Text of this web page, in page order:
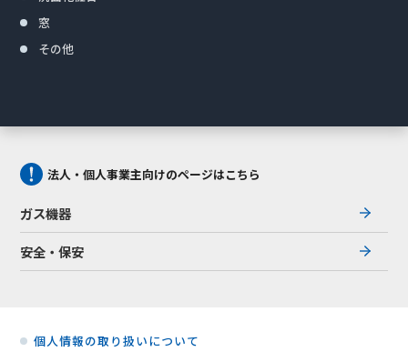
窓
その他
法人・個人事業主向けのページはこちら
ガス機器
安全・保安
個人情報の取り扱いについて